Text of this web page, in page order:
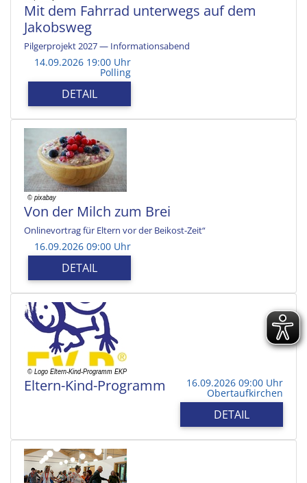
Mit dem Fahrrad unterwegs auf dem
Jakobsweg
Pilgerprojekt 2027 — Informationsabend
14.09.2026 19:00 Uhr
Polling
DETAIL
Von der Milch zum Brei
Onlinevortrag für Eltern vor der Beikost-Zeit“
16.09.2026 09:00 Uhr
DETAIL
Eltern-Kind-Programm 16.09.2026 09:00 Uhr
Obertaufkirchen
DETAIL